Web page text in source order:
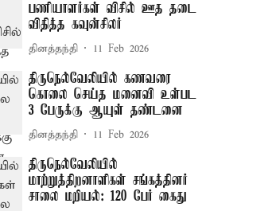
பணியாளர்கள் விசில் ஊத தடை
விதித்த கவுன்சிலர்
தினத்தந்தி 11 Feb 2026
திருநெல்வேலியில் கணவரை
கொலை செய்த மனைவி உள்பட
3 பேருக்கு ஆயுள் தண்டனை
தினத்தந்தி 11 Feb 2026
திருநெல்வேலியில்
மாற்றுத்திறனாளிகள் சங்கத்தினர்
சாலை மறியல்: 120 பேர் கைது